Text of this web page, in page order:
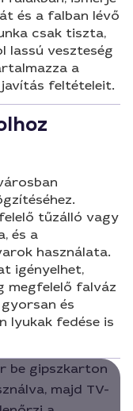
és a falban lévő
csak tiszta,
lassú veszteség
a
feltételeit.
tűzálló vagy
és a
használata.
igényelhet,
megfelelő falváz
és
lyukak fedése is